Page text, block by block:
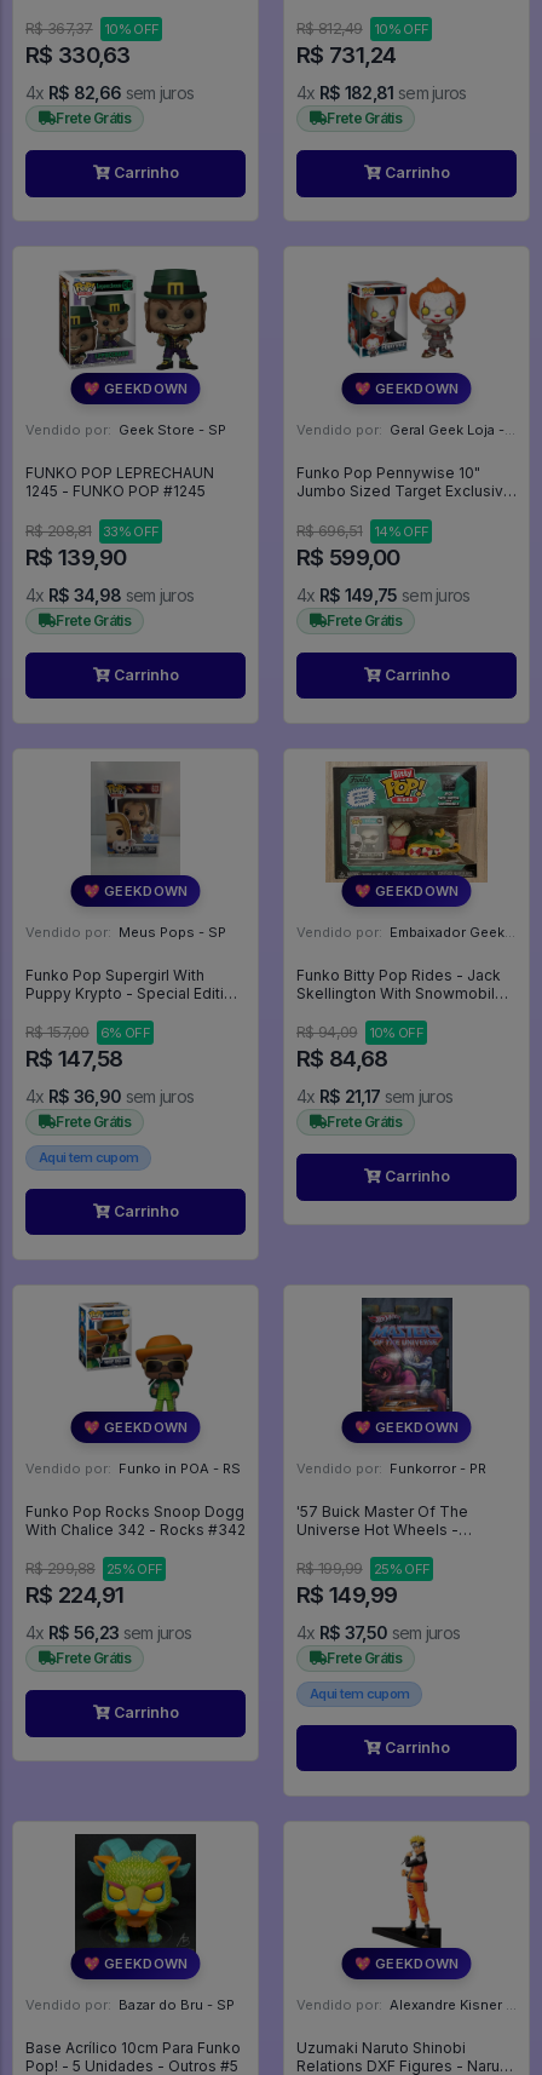
R$ 367,37
10% OFF
R$ 330,63
4x R$ 82,66 sem juros
Frete Grátis
Carrinho
Halloween 2023 #1
R$ 812,49 10% OFF
R$ 731,24
4x R$ 182,81 sem juros
Frete Grátis
Carrinho
💖 GEEKDOWN
Vendido por: Geek Store - SP
FUNKO POP LEPRECHAUN
1245 - FUNKO POP #1245
R$ 208,81 33% OFF
R$ 139,90
4x R$ 34,98 sem juros
Frete Grátis
Carrinho
💖 GEEKDOWN
Vendido por: Geral Geek Loja - SP
Funko Pop Pennywise 10"
Jumbo Sized Target Exclusive
R$ 696,51
14% OFF
R$ 599,00
4x R$ 149,75 sem juros
Frete Grátis
Carrinho
💖 GEEKDOWN
Vendido por: Meus Pops - SP
Funko Pop Supergirl With
Puppy Krypto - Special Edition
R$ 157,00
6% OFF
R$ 147,58
4x R$ 36,90 sem juros
Frete Grátis
Aqui tem cupom
Carrinho
💖 GEEKDOWN
Vendido por: Embaixador Geek - SP
Funko Bitty Pop Rides - Jack
Skellington With Snowmobile -
Christmas #104
R$ 94,09 10% OFF
R$ 84,68
4x R$ 21,17 sem juros
Frete Grátis
Carrinho
💖 GEEKDOWN
Vendido por: Funko in POA - RS
Funko Pop Rocks Snoop Dogg
With Chalice 342 - Rocks #342
R$ 299,88 25% OFF
R$ 224,91
4x R$ 56,23 sem juros
Frete Grátis
Carrinho
💖 GEEKDOWN
Vendido por: Funkorror - PR
'57 Buick Master Of The
Universe Hot Wheels -
R$ 199,99
25% OFF
R$ 149,99
4x R$ 37,50 sem juros
Frete Grátis
Aqui tem cupom
Carrinho
💖 GEEKDOWN
Vendido por: Bazar do Bru - SP
Base Acrílico 10cm Para Funko
Pop! - 5 Unidades - Outros #5
💖 GEEKDOWN
Vendido por: Alexandre Kisner - PR
Uzumaki Naruto Shinobi
Relations DXF Figures - Naruto